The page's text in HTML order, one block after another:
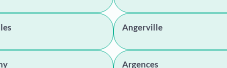
Angerville
Argences